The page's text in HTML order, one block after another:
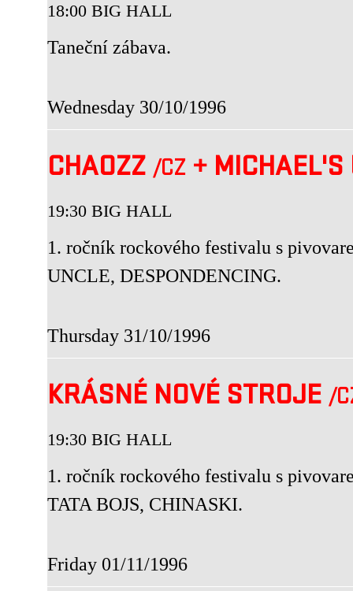
18:00 BIG HALL
Taneční zábava.
Wednesday 30/10/1996
CHAOZZ /CZ +
19:30 BIG HALL
1. ročník rockového festivalu s
UNCLE, DESPONDENCING.
Thursday 31/10/1996
KRÁSNÉ NOVÉ STROJE /
19:30 BIG HALL
1. ročník rockového festivalu s
TATA BOJS, CHINASKI.
Friday 01/11/1996